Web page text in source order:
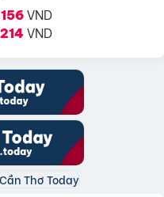
VND
VND